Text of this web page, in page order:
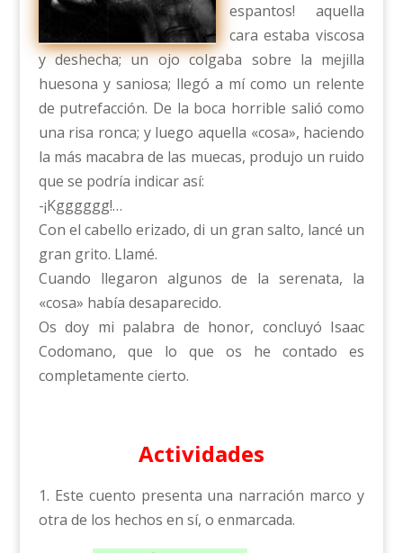
espantos! aquella
cara estaba viscosa
y deshecha; un ojo colgaba sobre la mejilla
huesona y saniosa; llegó a mí como un relente
de putrefacción. De la boca horrible salió como
una risa ronca; y luego aquella «cosa», haciendo
la más macabra de las muecas, produjo un ruido
que se podría indicar así:
-¡Kgggggg!…
Con el cabello erizado, di un gran salto, lancé un
gran grito. Llamé.
Cuando llegaron algunos de la serenata, la
«cosa» había desaparecido.
Os doy mi palabra de honor, concluyó Isaac
Codomano, que lo que os he contado es
completamente cierto.
Actividades
1. Este cuento presenta una narración marco y
otra de los hechos en sí, o enmarcada.